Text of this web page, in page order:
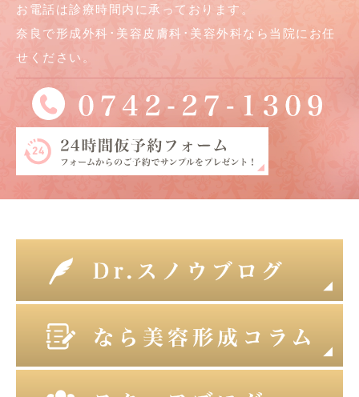
お電話は診療時間内に承っております。
奈良で形成外科･美容皮膚科･美容外科なら当院にお任
せください。